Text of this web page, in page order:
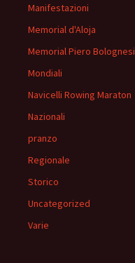
Manifestazioni
Memorial d'Aloja
Memorial Piero Bolognesi
Mondiali
Navicelli Rowing Maraton
Nazionali
pranzo
Regionale
Storico
Uncategorized
Varie